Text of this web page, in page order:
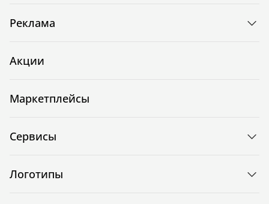
Реклама
Акции
Маркетплейсы
Сервисы
Логотипы